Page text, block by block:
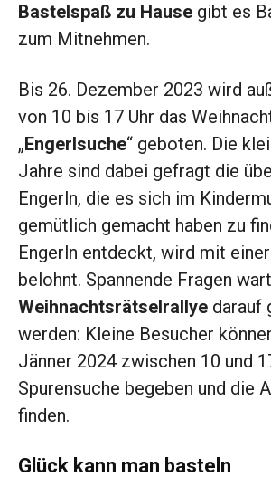
Bastelspaß zu Hause gibt es
zum Mitnehmen.
Bis 26. Dezember 2023 wird
von 10 bis 17 Uhr das
„Engerlsuche“ geboten. Die
Jahre sind dabei gefragt die
Engerln, die es sich im
gemütlich gemacht haben zu
Engerln entdeckt, wird mit
belohnt. Spannende Fragen
Weihnachtsrätselrallye darauf
werden: Kleine Besucher
Jänner 2024 zwischen 10 und
Spurensuche begeben und die
finden.
Glück kann man basteln